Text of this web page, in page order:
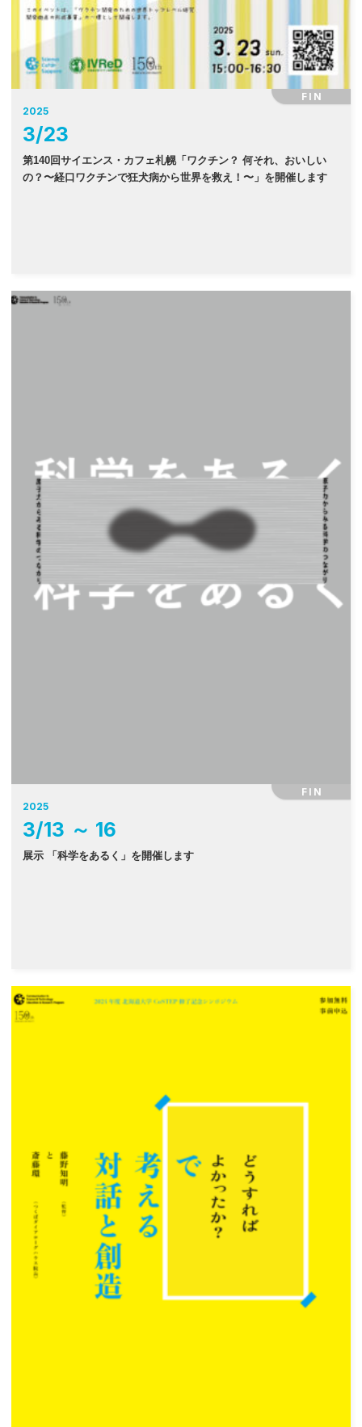
FIN
2025
3/23
第140回サイエンス・カフェ札幌「ワクチン？ 何それ、おいしい
の？〜経口ワクチンで狂犬病から世界を救え！〜」を開催します
FIN
2025
3/13 ～ 16
展示 「科学をあるく」を開催します